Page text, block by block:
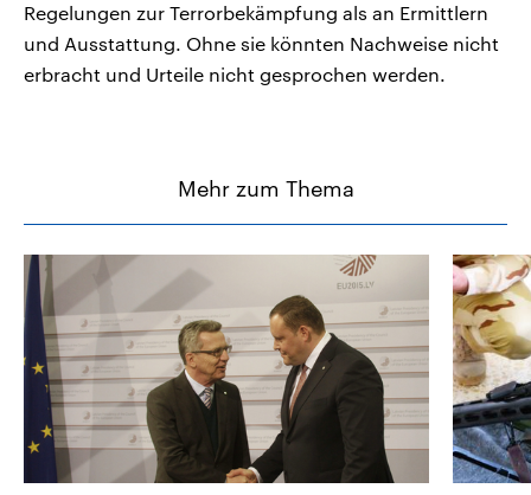
Regelungen zur Terrorbekämpfung als an Ermittlern
und Ausstattung. Ohne sie könnten Nachweise nicht
erbracht und Urteile nicht gesprochen werden.
Mehr zum Thema